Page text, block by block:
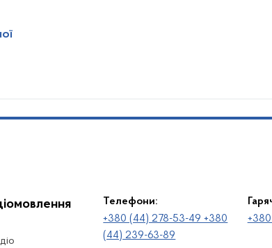
Телефони:
+380 (44) 278-53-49 +380
(44) 239-63-89